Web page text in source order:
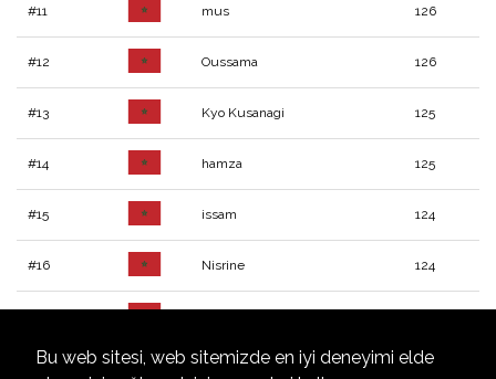
Bu web sitesi, web sitemizde en iyi deneyimi elde
#11 mus 126
#12 Oussama 126
#13 Kyo Kusanagi 125
#14 hamza 125
#15 issam 124
#16 Nisrine 124
#18 ahmed 124